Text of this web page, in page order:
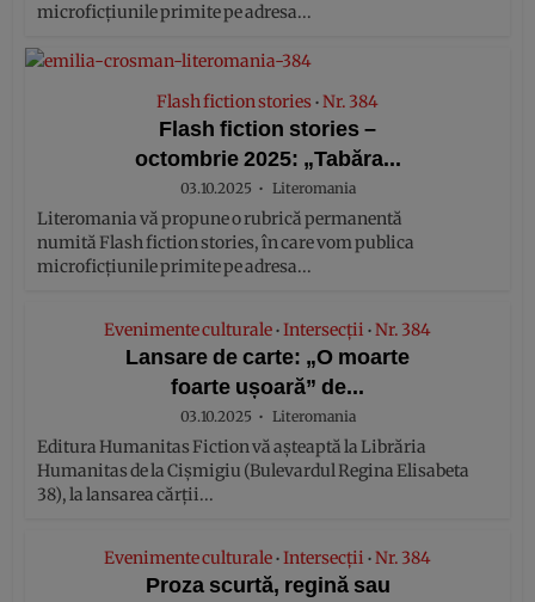
microficțiunile primite pe adresa...
Flash fiction stories • Nr. 384
Flash fiction stories –
octombrie 2025: „Tabăra...
03.10.2025 Literomania
Literomania vă propune o rubrică permanentă
numită Flash fiction stories, în care vom publica
microficțiunile primite pe adresa...
Evenimente culturale • Intersecții • Nr. 384
Lansare de carte: „O moarte
foarte ușoară” de...
03.10.2025 Literomania
Editura Humanitas Fiction vă așteaptă la Librăria
Humanitas de la Cișmigiu (Bulevardul Regina Elisabeta
38), la lansarea cărții...
Evenimente culturale • Intersecții • Nr. 384
Proza scurtă, regină sau